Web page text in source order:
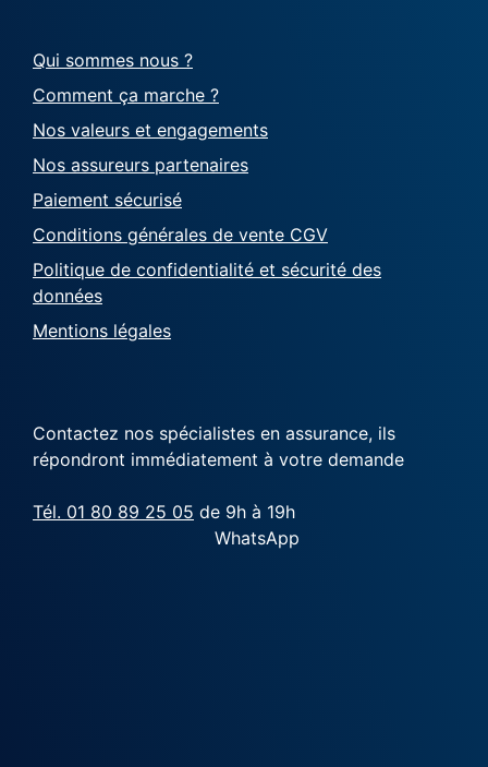
Qui sommes nous ?
Comment ça marche ?
Nos valeurs et engagements
Nos assureurs partenaires
Paiement sécurisé
Conditions générales de vente CGV
Politique de confidentialité et sécurité des
données
Mentions légales
Contactez nos spécialistes en assurance, ils
répondront immédiatement à votre demande
Tél. 01 80 89 25 05 de 9h à 19h
WhatsApp